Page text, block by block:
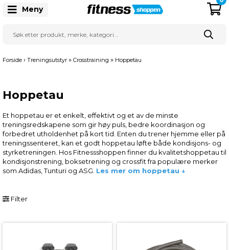
Meny
Forside › Treningsutstyr » Crosstraining » Hoppetau
Hoppetau
Et hoppetau er et enkelt, effektivt og et av de minste
treningsredskapene som gir høy puls, bedre koordinasjon og
forbedret utholdenhet på kort tid. Enten du trener hjemme eller på
treningssenteret, kan et godt hoppetau løfte både kondisjons- og
styrketreningen. Hos Fitnessshoppen finner du kvalitetshoppetau til
kondisjonstrening, boksetrening og crossfit fra populære merker
som Adidas, Tunturi og ASG. Les mer om hoppetau ↓
Filter